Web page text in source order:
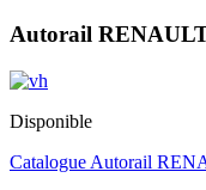
Autorail
Disponible
Catalogue Autorail